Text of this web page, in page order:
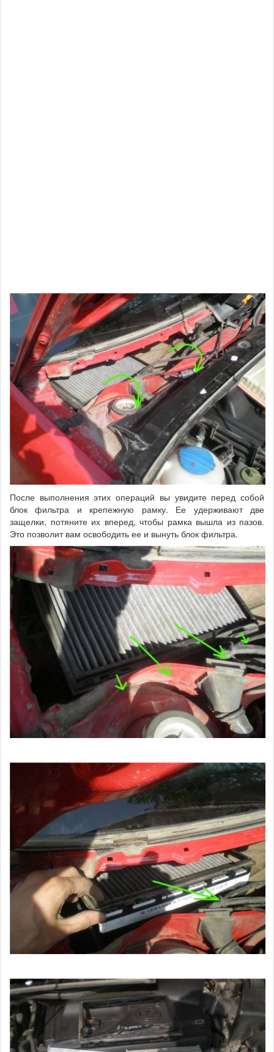
После выполнения этих операций вы увидите перед собой
блок фильтра и крепежную рамку. Ее удерживают две
защелки, потяните их вперед, чтобы рамка вышла из пазов.
Это позволит вам освободить ее и вынуть блок фильтра.